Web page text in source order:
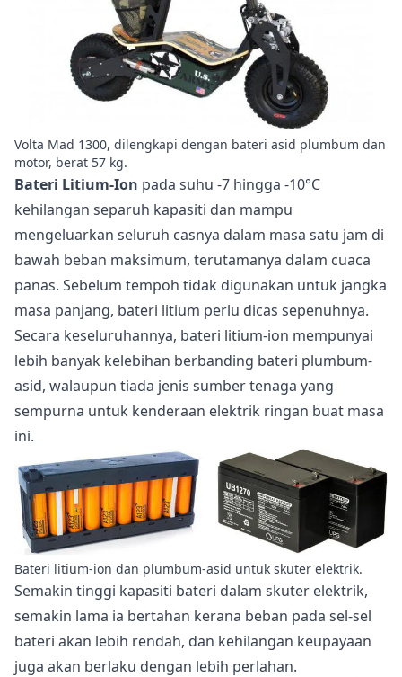
Volta Mad 1300, dilengkapi dengan bateri asid plumbum dan
motor, berat 57 kg.
Bateri Litium-Ion pada suhu -7 hingga -10°C
kehilangan separuh kapasiti dan mampu
mengeluarkan seluruh casnya dalam masa satu jam di
bawah beban maksimum, terutamanya dalam cuaca
panas. Sebelum tempoh tidak digunakan untuk jangka
masa panjang, bateri litium perlu dicas sepenuhnya.
Secara keseluruhannya, bateri litium-ion mempunyai
lebih banyak kelebihan berbanding bateri plumbum-
asid, walaupun tiada jenis sumber tenaga yang
sempurna untuk kenderaan elektrik ringan buat masa
ini.
Bateri litium-ion dan plumbum-asid untuk skuter elektrik.
Semakin tinggi kapasiti bateri dalam skuter elektrik,
semakin lama ia bertahan kerana beban pada sel-sel
bateri akan lebih rendah, dan kehilangan keupayaan
juga akan berlaku dengan lebih perlahan.